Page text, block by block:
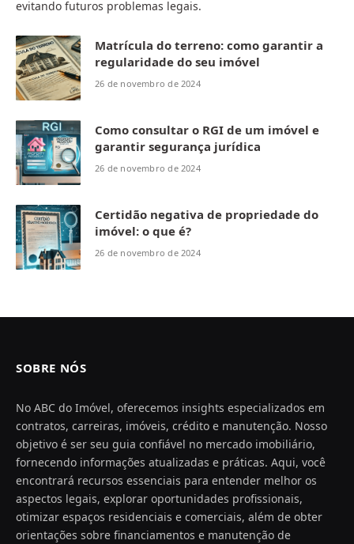
evitando futuros problemas legais.
Matrícula do terreno: como garantir a
regularidade do seu imóvel
26 de novembro de 2024
Como consultar o RGI de um imóvel e
garantir segurança jurídica
26 de novembro de 2024
Certidão negativa de propriedade do
imóvel: o que é?
26 de novembro de 2024
SOBRE NÓS
No ABC do Imóvel, oferecemos insights especializados em
contratos, carreiras, imóveis, crédito e manutenção. Nosso
objetivo é ser seu guia confiável no mercado imobiliário,
fornecendo informações atualizadas e práticas. Aqui, você
encontrará recursos essenciais para entender melhor os
aspectos legais, explorar oportunidades profissionais,
otimizar espaços residenciais e comerciais, além de obter
orientações sobre financiamentos e manutenção de